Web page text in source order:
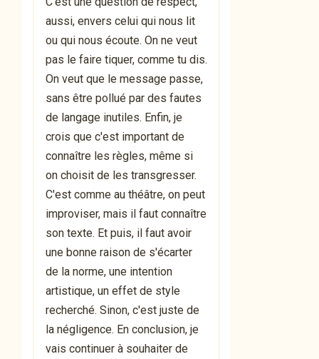
aussi, envers celui qui nous lit
ou qui nous écoute. On ne veut
pas le faire tiquer, comme tu dis.
On veut que le message passe,
sans être pollué par des fautes
de langage inutiles. Enfin, je
crois que c'est important de
connaître les règles, même si
on choisit de les transgresser.
C'est comme au théâtre, on peut
improviser, mais il faut connaître
son texte. Et puis, il faut avoir
une bonne raison de s'écarter
de la norme, une intention
artistique, un effet de style
recherché. Sinon, c'est juste de
la négligence. En conclusion, je
vais continuer à souhaiter de